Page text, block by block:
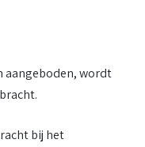
aangeboden, wordt
bij het